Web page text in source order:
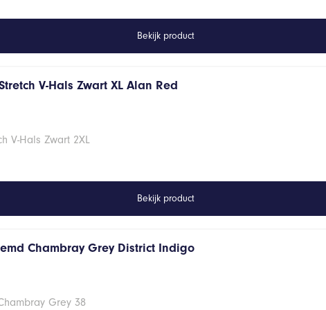
Bekijk product
V-Hals Zwart XL Alan Red
V-Hals Zwart 2XL
Bekijk product
Chambray Grey District Indigo
Grey 38